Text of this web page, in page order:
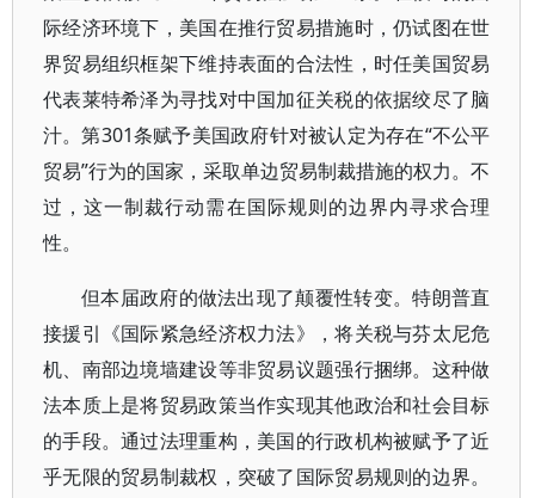
际经济环境下，美国在推行贸易措施时，仍试图在世
界贸易组织框架下维持表面的合法性，时任美国贸易
代表莱特希泽为寻找对中国加征关税的依据绞尽了脑
汁。第301条赋予美国政府针对被认定为存在“不公平
贸易”行为的国家，采取单边贸易制裁措施的权力。不
过，这一制裁行动需在国际规则的边界内寻求合理
性。
但本届政府的做法出现了颠覆性转变。特朗普直
接援引《国际紧急经济权力法》，将关税与芬太尼危
机、南部边境墙建设等非贸易议题强行捆绑。这种做
法本质上是将贸易政策当作实现其他政治和社会目标
的手段。通过法理重构，美国的行政机构被赋予了近
乎无限的贸易制裁权，突破了国际贸易规则的边界。